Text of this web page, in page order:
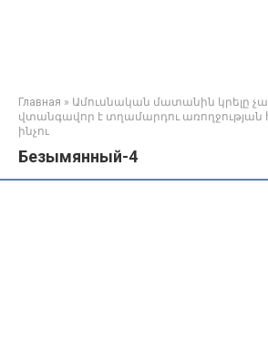
Главная » Ամուսնական մատանին կրելը
վտանգավոր է տղամարդու
ինչու
Безымянный-4